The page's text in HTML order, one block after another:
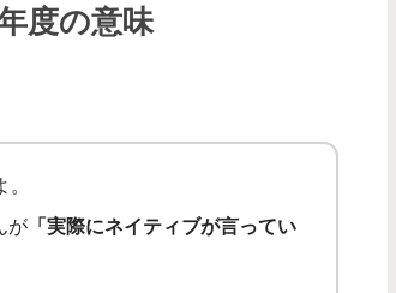
度の意味
が 「実際にネイティブが言ってい